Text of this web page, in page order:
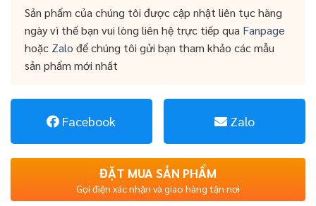
Sản phẩm của chúng tôi được cập nhật liên tục hàng
ngày vì thế bạn vui lòng liên hệ trực tiếp qua Fanpage
hoặc Zalo để chúng tôi gửi bạn tham khảo các mẫu
sản phẩm mới nhất
Facebook Zalo
ĐẶT MUA SẢN PHẨM
Gọi điện xác nhận và giao hàng tận nơi